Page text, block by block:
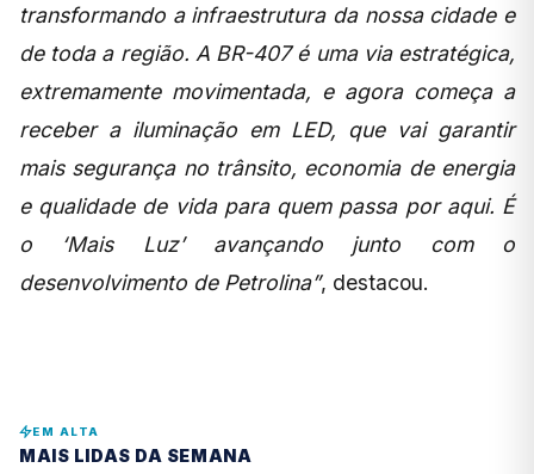
transformando a infraestrutura da nossa cidade e
de toda a região. A BR-407 é uma via estratégica,
extremamente movimentada, e agora começa a
receber a iluminação em LED, que vai garantir
mais segurança no trânsito, economia de energia
e qualidade de vida para quem passa por aqui. É
o ‘Mais Luz’ avançando junto com o
desenvolvimento de Petrolina”, destacou.
EM ALTA
MAIS LIDAS DA SEMANA